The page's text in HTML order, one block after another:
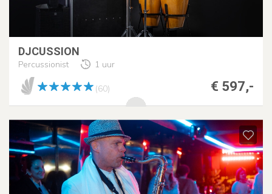
DJCUSSION
Percussionist 1 uur
€ 597,-
(60)